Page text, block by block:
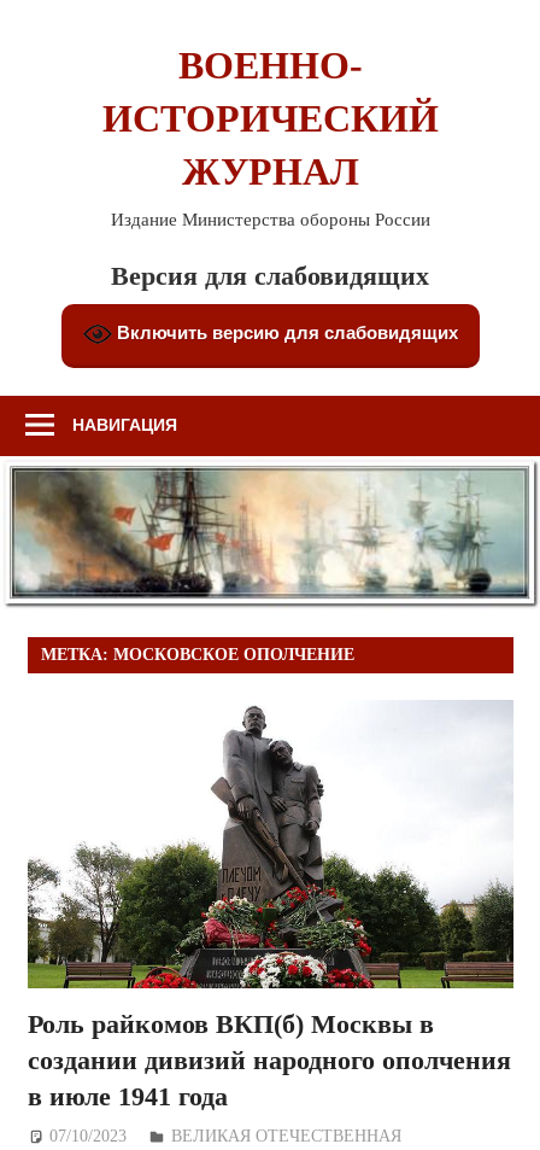
ВОЕННО-
ИСТОРИЧЕСКИЙ
ЖУРНАЛ
Издание Министерства обороны России
Версия для слабовидящих
Включить версию для слабовидящих
НАВИГАЦИЯ
МЕТКА: МОСКОВСКОЕ ОПОЛЧЕНИЕ
Роль райкомов ВКП(б) Москвы в
создании дивизий народного ополчения
в июле 1941 года
07/10/2023 Дежурный по Редакции
ВЕЛИКАЯ ОТЕЧЕСТВЕННАЯ